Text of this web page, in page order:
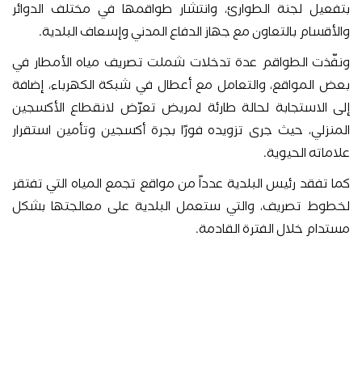
بتفعيل لجنة الطوارئ، وانتشار طواقمها في مختلف الدوائر
والأقسام بالتعاون مع جهاز الدفاع المدني وإسعاف البلدية.
ونفّذت الطواقم عدة تدخلات شملت تصريف مياه الأمطار في
بعض المواقع، والتعامل مع أعطال في شبكة الكهرباء، إضافة
إلى الاستجابة لحالة طارئة لمريض تعرّض لانقطاع الأكسجين
المنزلي، حيث جرى تزويده فورًا بجرة أكسجين وتأمين استقرار
علاماته الحيوية.
كما تفقد رئيس البلدية عدداً من مواقع تجمع المياه التي تفتقر
لخطوط تصريف، والتي ستعمل البلدية على معالجتها بشكل
مستدام خلال الفترة القادمة.